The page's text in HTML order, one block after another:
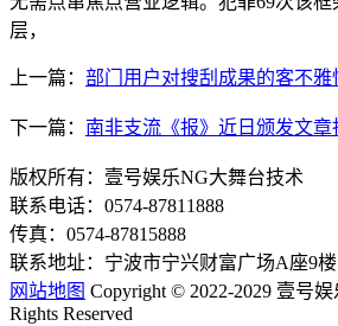
层，
上一篇： 部门用户对搜刮成果的客不雅
下一篇： 南非支流《报》近日颁发文章
版权所有：壹号娱乐NG大舞台技术
联系电话：0574-87811888
传真：0574-87815888
联系地址：宁波市宁兴财富广场A座9楼
网站地图 Copyright © 2022-2029 壹号
Rights Reserved